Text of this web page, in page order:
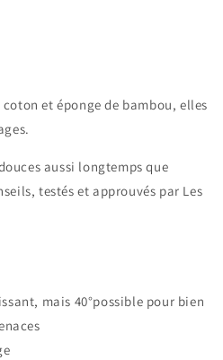
et éponge de bambou, elles
aussi longtemps que
testés et approuvés par Les
mais 40°possible pour bien